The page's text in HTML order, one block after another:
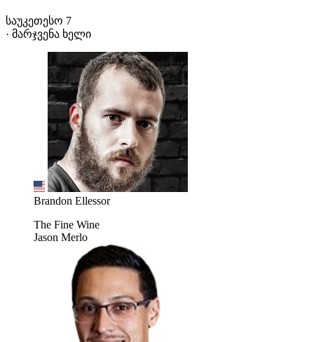
საუკეთესო 7
· მარჯვენა ხელი
Brandon Ellessor
The Fine Wine
Jason Merlo